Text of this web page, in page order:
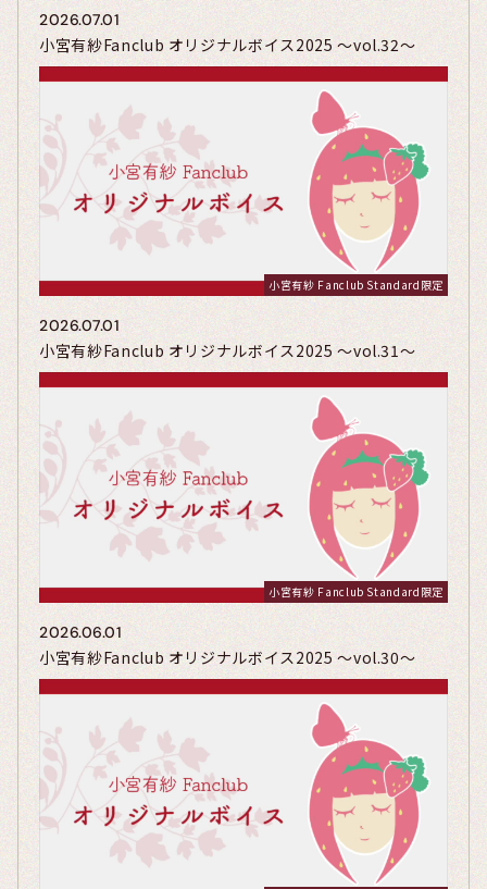
2026.07.01
小宮有紗Fanclub オリジナルボイス2025 〜vol.32〜
小宮有紗 Fanclub Standard限定
2026.07.01
小宮有紗Fanclub オリジナルボイス2025 〜vol.31〜
小宮有紗 Fanclub Standard限定
2026.06.01
小宮有紗Fanclub オリジナルボイス2025 〜vol.30〜